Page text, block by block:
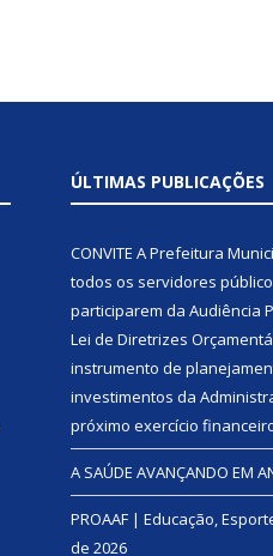
ÚLTIMAS PUBLICAÇÕES
CONVITE A Prefeitura
todos os servidores
participarem da Audiência
Lei de Diretrizes
instrumento de
investimentos da
próximo exercício
A SAÚDE AVANÇANDO EM
PROAAF | Educação,
de 2026